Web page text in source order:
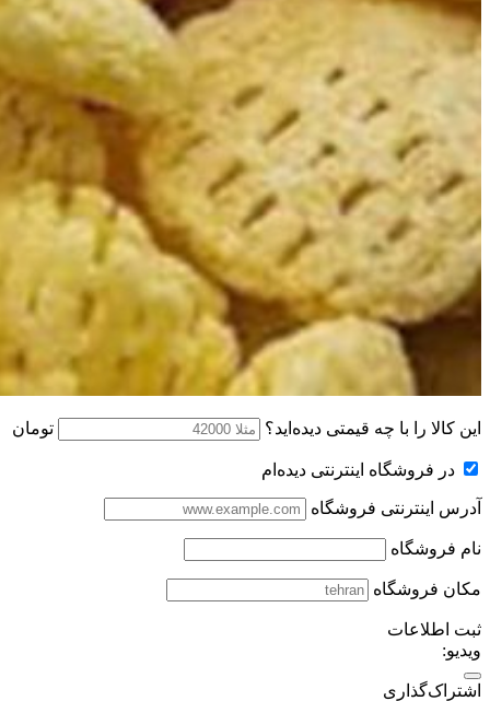
این کالا را با چه قیمتی دیده‌اید؟ تومان
در فروشگاه اینترنتی دیده‌ام
آدرس اینترنتی فروشگاه
نام فروشگاه
مکان فروشگاه
ثبت اطلاعات
ویدیو:
اشتراک‌گذاری